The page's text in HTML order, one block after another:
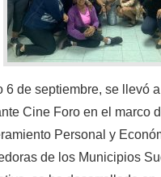
6 de septiembre, se llevó
Cine Foro en el marco
Personal y
de los Municipios